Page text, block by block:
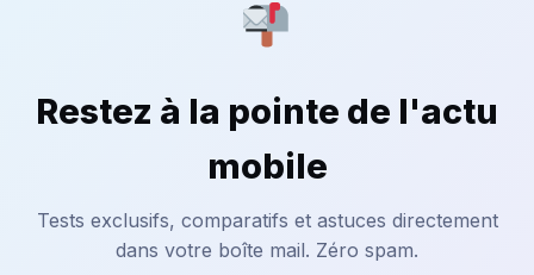
Restez à la pointe de l'actu
mobile
Tests exclusifs, comparatifs et astuces directement
dans votre boîte mail. Zéro spam.